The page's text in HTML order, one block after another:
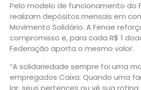
Pelo modelo de funcionamento do
realizam depósitos mensais em
Movimento Solidário. A Fenae
compromisso e, para cada R$ 1
Federação aporta o mesmo valor.
“A solidariedade sempre foi uma
empregados Caixa. Quando uma
lar, seus pertences ou vê sua